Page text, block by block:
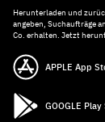
Herunterladen und
angeben, Suchaufträge
Co. erhalten. Jetzt
APPLE App
GOOGLE Play